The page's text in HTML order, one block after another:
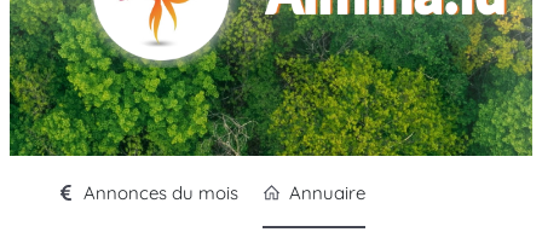
Annonces du mois Annuaire